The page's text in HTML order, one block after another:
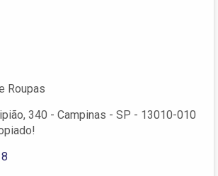
Roupas
340 - Campinas - SP - 13010-010